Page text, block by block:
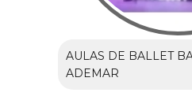
AULAS DE BALLET
ADEMAR